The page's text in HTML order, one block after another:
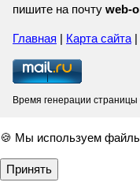
пишите на почту web-
Главная | Карта сайта|
Время генерации
🍪 Мы используем
Принять